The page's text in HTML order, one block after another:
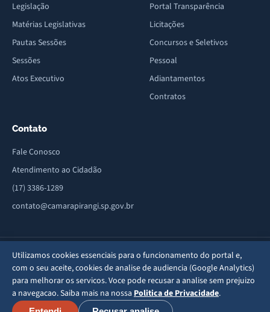
Legislação
Matérias Legislativas
Pautas Sessões
Sessões
Atos Executivo
Portal Transparência
Licitações
Concursos e Seletivos
Pessoal
Adiantamentos
Contratos
Contato
Fale Conosco
Atendimento ao Cidadão
(17) 3386-1289
contato@camarapirangi.sp.gov.br
Av. Sete de Setembro, 664 - Centro - CEP: 15820-047 - Pirangi/SP · Fone/Fax:
(17) 3386-1289
Mapa do Site·Privacidade·© Câmara Municipal de Pirangi - SP — 2026
Utilizamos cookies essenciais para o funcionamento do portal e,
com o seu aceite, cookies de analise de audiencia (Google Analytics)
para melhorar os servicos. Voce pode recusar a analise sem prejuizo
a navegacao. Saiba mais na nossa Politica de Privacidade.